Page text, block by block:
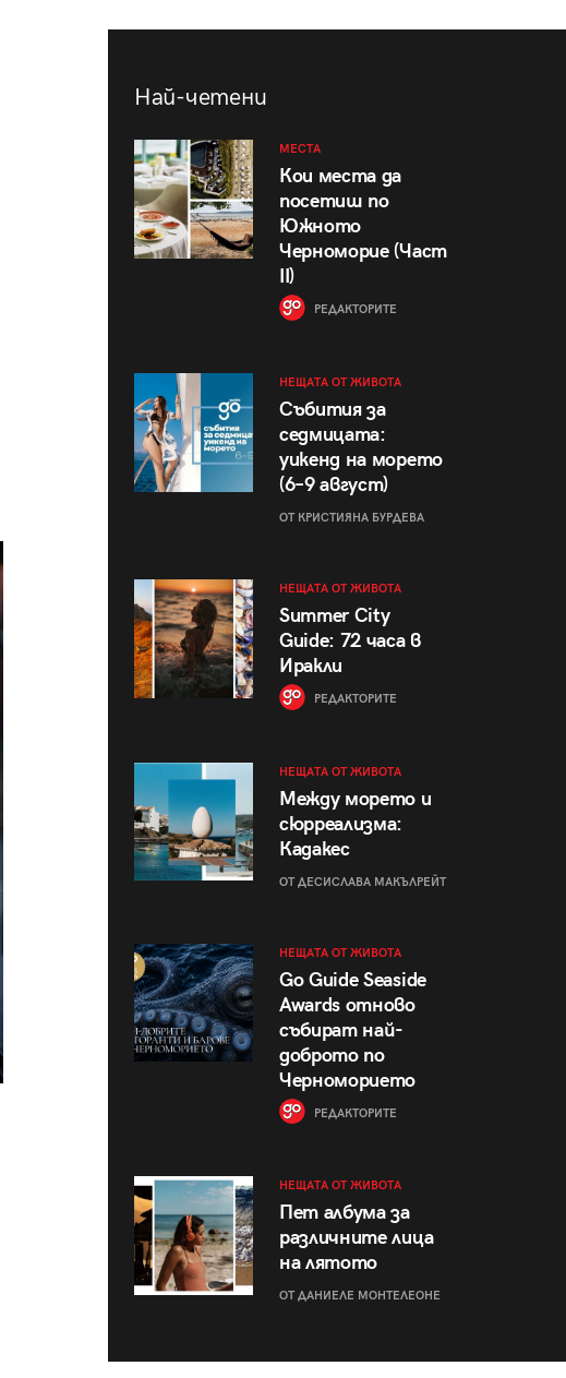
Най-четени
МЕСТА
Кои места да
посетиш по
Южното
Черноморие (Част
II)
РЕДАКТОРИТЕ
НЕЩАТА ОТ ЖИВОТА
Събития за
седмицата:
уикенд на морето
(6–9 август)
ОТ КРИСТИЯНА БУРДЕВА
НЕЩАТА ОТ ЖИВОТА
Summer City
Guide: 72 часа в
Иракли
РЕДАКТОРИТЕ
НЕЩАТА ОТ ЖИВОТА
Между морето и
сюрреализма:
Кадакес
ОТ ДЕСИСЛАВА МАКЪЛРЕЙТ
НЕЩАТА ОТ ЖИВОТА
Go Guide Seaside
Awards отново
събират най-
доброто по
Черноморието
РЕДАКТОРИТЕ
НЕЩАТА ОТ ЖИВОТА
Пет албума за
различните лица
на лятото
ОТ ДАНИЕЛЕ МОНТЕЛЕОНЕ